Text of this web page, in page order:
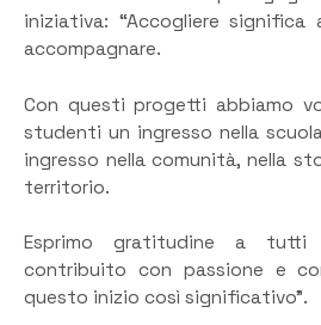
iniziativa: “Accogliere significa
accompagnare.
Con questi progetti abbiamo
studenti un ingresso nella
ingresso nella comunità, nella
territorio.
Esprimo gratitudine a tutti
contribuito con passione e
questo inizio così significativo”.